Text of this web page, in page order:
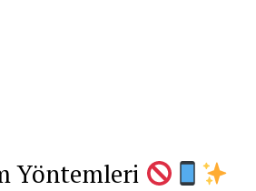
Yöntemleri